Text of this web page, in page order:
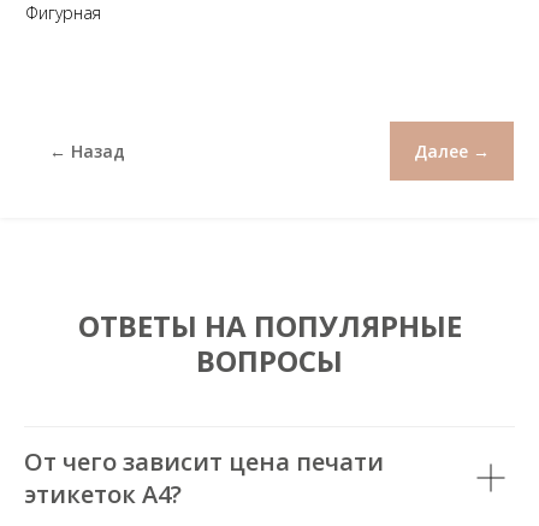
Фигурная
← Назад Далее →
ОТВЕТЫ НА ПОПУЛЯРНЫЕ
ВОПРОСЫ
От чего зависит цена печати
этикеток А4?